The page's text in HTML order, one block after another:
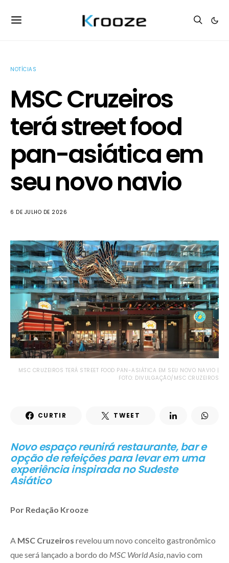
NOTÍCIAS
MSC Cruzeiros
terá street food
pan-asiática em
seu novo navio
6 DE JULHO DE 2026
MSC CRUZEIROS TERÁ STREET FOOD PAN-ASIÁTICA EM SEU NOVO NAVIO |
FOTO: DIVULGAÇÃO/MSC CRUZEIROS
CURTIR TWEET
Novo espaço reunirá restaurante, bar e
opção de refeições para levar em uma
experiência inspirada no Sudeste
Asiático
Por Redação Krooze
A MSC Cruzeiros revelou um novo conceito gastronômico
que será lançado a bordo do MSC World Asia , navio com